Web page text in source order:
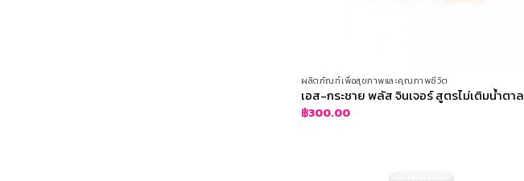
ผลิตภัณฑ์เพื่อสุขภาพและคุณภาพชีวิต
เอส-กระชาย พลัส จินเจอร์ สูตรไม่เติมน้ำตาล
฿300.00